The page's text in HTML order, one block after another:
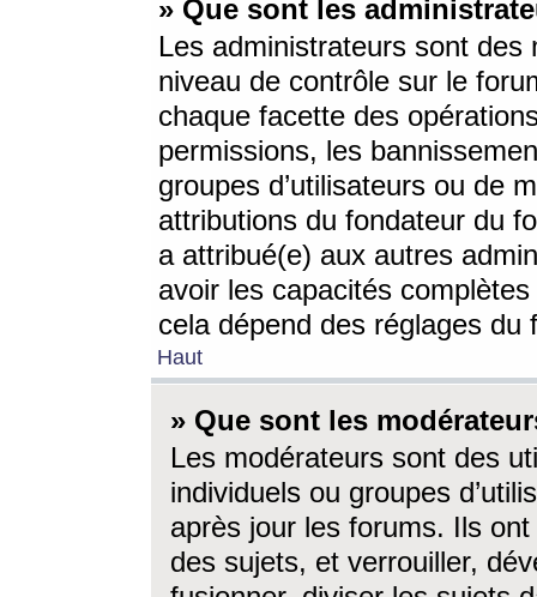
» Que sont les
Les administrateurs sont
niveau de contrôle sur le
chaque facette des
permissions, les
groupes d’utilisateurs ou de
attributions du fondateur du
a attribué(e) aux autres
avoir les capacités
cela dépend des réglages du
Haut
» Que sont les
Les modérateurs sont des
individuels ou groupes
après jour les forums. Ils ont
des sujets, et verrouiller,